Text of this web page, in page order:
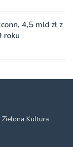
4,5 mld zł z
roku
Zielona Kultura